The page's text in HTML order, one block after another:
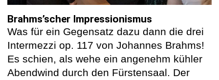
Brahms’scher Impressionismus
Was für ein Gegensatz dazu dann die drei
Intermezzi op. 117 von Johannes Brahms!
Es schien, als wehe ein angenehm kühler
Abendwind durch den Fürstensaal. Der